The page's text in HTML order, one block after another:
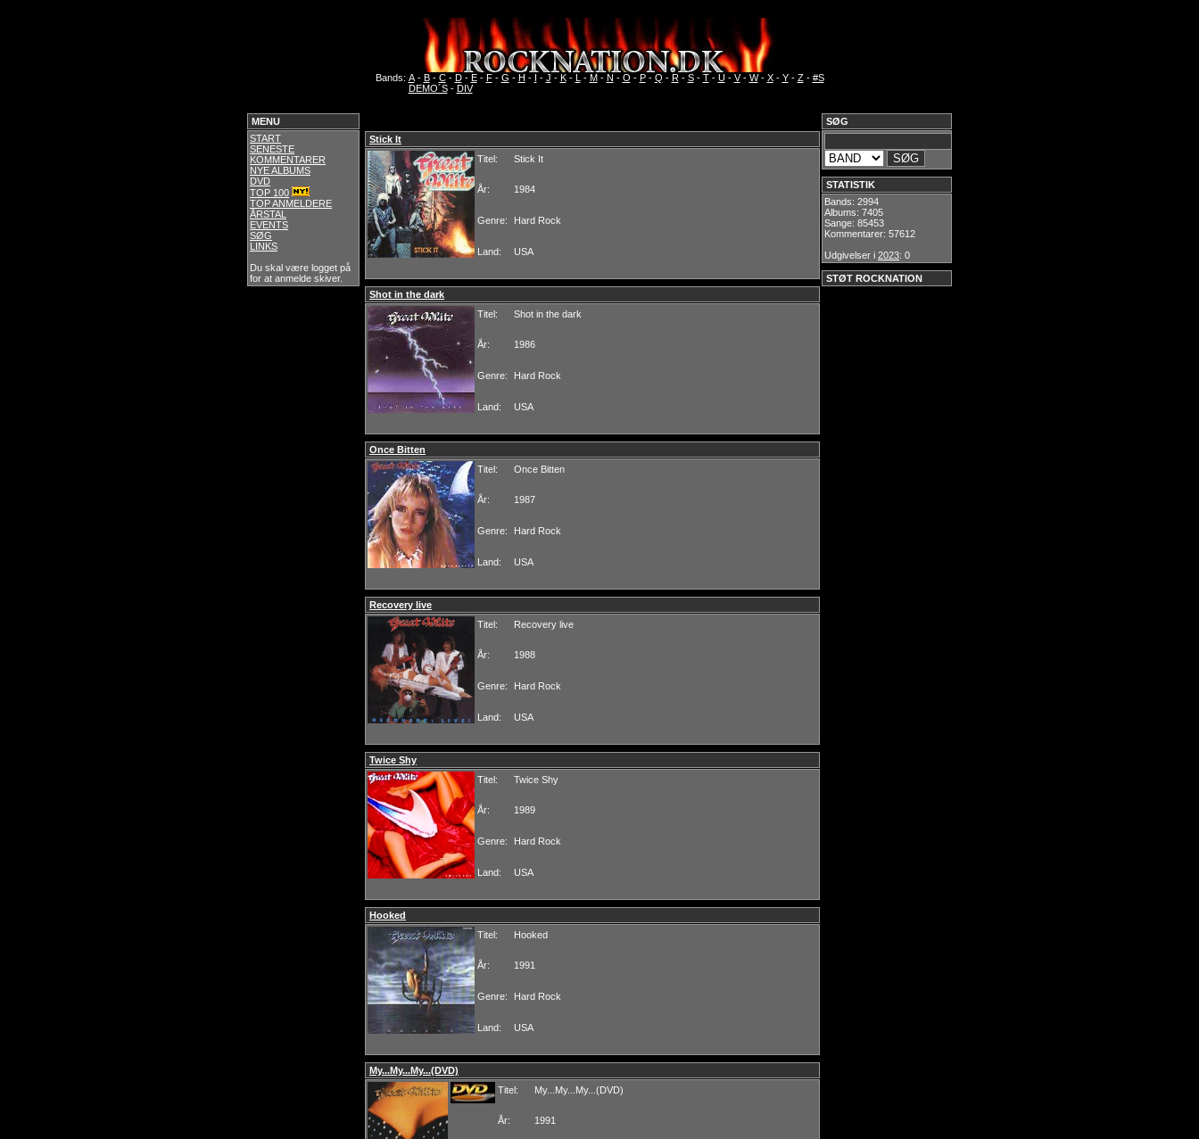
Bands: A- B- C- D- E- F- G - H - I - J - K- L - M- N - O - P- Q - R- S- T- U- V- W- X- Y- Z- #S
DEMO´S- DIV
MENU
START
SENESTE
KOMMENTARER
NYE ALBUMS
DVD
TOP 100
TOP ANMELDERE
ÅRSTAL
EVENTS
SØG
LINKS
Du skal være logget på
for at anmelde skiver.
SØG
STATISTIK
Bands: 2994
Albums: 7405
Sange: 85453
Kommentarer: 57612
Udgivelser i 2023: 0
STØT ROCKNATION
Stick It
Titel:
Stick It
År: 1984
Genre: Hard Rock
Land: USA
Shot in the dark
Titel:
Shot in the dark
År: 1986
Genre: Hard Rock
Land: USA
Once Bitten
Titel:
Once Bitten
År: 1987
Genre: Hard Rock
Land: USA
Recovery live
Titel:
Recovery live
År: 1988
Genre: Hard Rock
Land: USA
Twice Shy
Titel:
Twice Shy
År: 1989
Genre: Hard Rock
Land: USA
Hooked
Titel:
Hooked
År: 1991
Genre: Hard Rock
Land: USA
My...My...My...(DVD)
Titel:
My...My...My...(DVD)
År: 1991